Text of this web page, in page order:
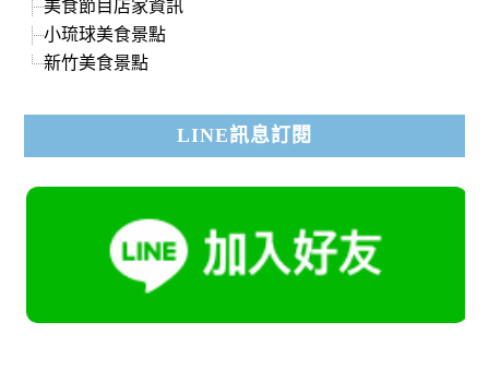
美食節目店家資訊
小琉球美食景點
新竹美食景點
LINE訊息訂閱